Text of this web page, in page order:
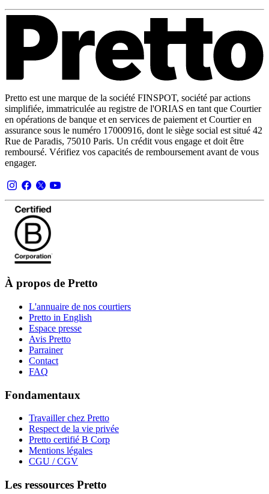
Pretto est une marque de la société FINSPOT, société par actions
simplifiée, immatriculée au registre de l'ORIAS en tant que Courtier
en opérations de banque et en services de paiement et Courtier en
assurance sous le numéro 17000916, dont le siège social est situé 42
Rue de Paradis, 75010 Paris. Un crédit vous engage et doit être
remboursé. Vérifiez vos capacités de remboursement avant de vous
engager.
À propos de Pretto
L'annuaire de nos courtiers
Pretto in English
Espace presse
Avis Pretto
Parrainer
Contact
FAQ
Fondamentaux
Travailler chez Pretto
Respect de la vie privée
Pretto certifié B Corp
Mentions légales
CGU / CGV
Les ressources Pretto